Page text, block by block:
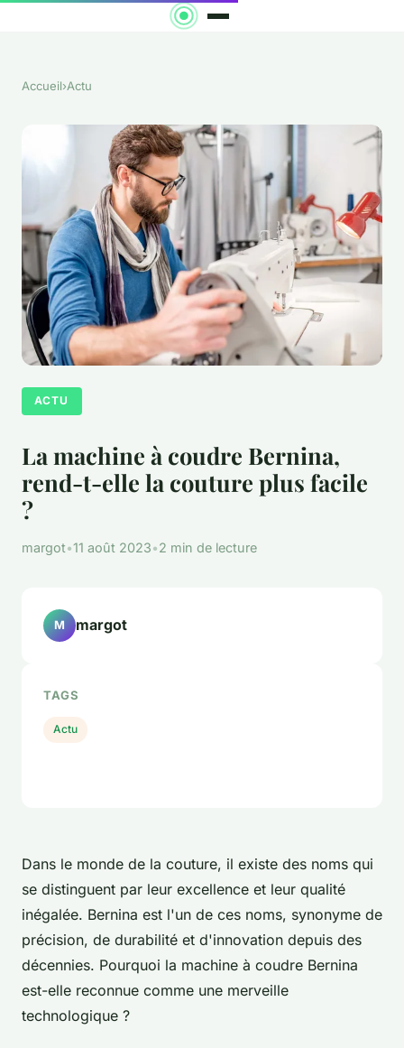
Accueil›Actu
ACTU
La machine à coudre Bernina,
rend-t-elle la couture plus facile
?
margot•11 août 2023•2 min de lecture
Dans le monde de la couture, il existe des noms qui
se distinguent par leur excellence et leur qualité
inégalée. Bernina est l'un de ces noms, synonyme de
précision, de durabilité et d'innovation depuis des
décennies. Pourquoi la machine à coudre Bernina
est-elle reconnue comme une merveille
technologique ?
M margot
TAGS
Actu